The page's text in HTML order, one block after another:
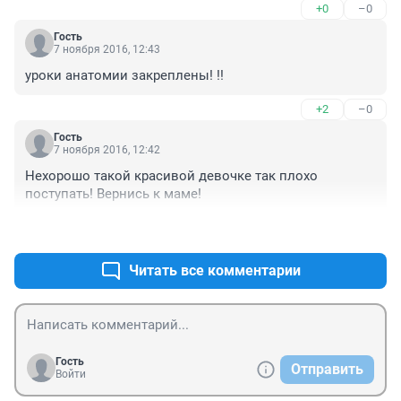
+0 –0
Гость
7 ноября 2016, 12:43
уроки анатомии закреплены! !!
+2 –0
Гость
7 ноября 2016, 12:42
Нехорошо такой красивой девочке так плохо
поступать! Вернись к маме!
Читать все комментарии
Гость
Войти
Отправить